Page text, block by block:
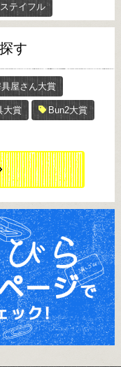
テイフル
す
屋さん大賞
大賞 Bun2大賞